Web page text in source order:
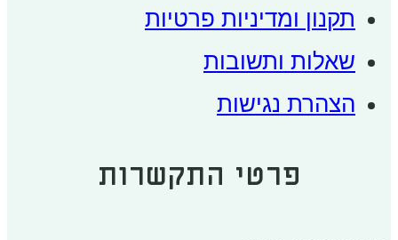
תקנון ומדיניות פרטיות
שאלות ותשובות
הצהרת נגישות
פרטי התקשרות